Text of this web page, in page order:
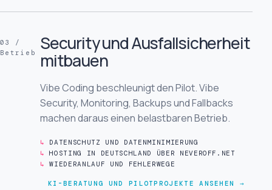
03 /
Betrieb
Security und Ausfallsicherheit
mitbauen
Vibe Coding beschleunigt den Pilot. Vibe
Security, Monitoring, Backups und Fallbacks
machen daraus einen belastbaren Betrieb.
DATENSCHUTZ UND DATENMINIMIERUNG
HOSTING IN DEUTSCHLAND ÜBER NEVEROFF.NET
WIEDERANLAUF UND FEHLERWEGE
KI-BERATUNG UND PILOTPROJEKTE ANSEHEN →